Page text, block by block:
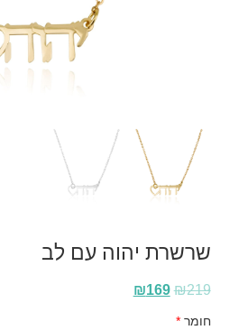
שרשרת יהוה עם לב
₪219
₪169
חומר*